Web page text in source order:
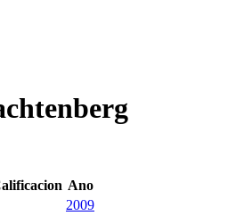
Ano
2009